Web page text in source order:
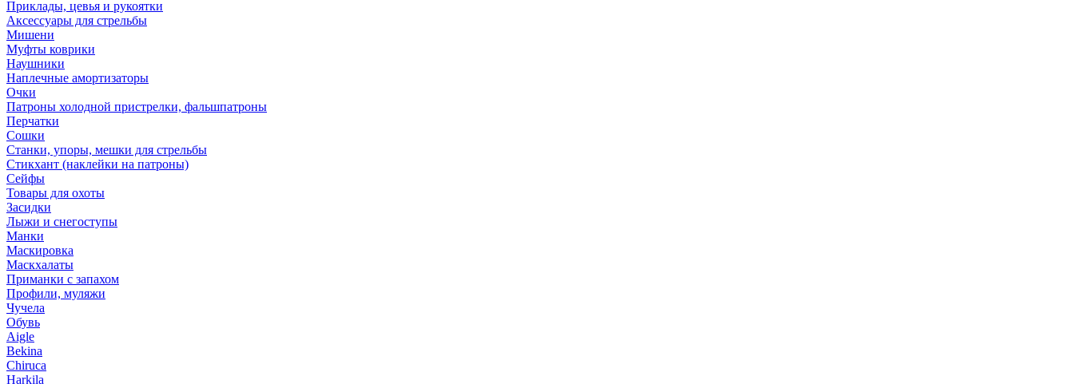
Приклады, цевья и рукоятки
Аксессуары для стрельбы
Мишени
Муфты коврики
Наушники
Наплечные амортизаторы
Очки
Патроны холодной пристрелки, фальшпатроны
Перчатки
Сошки
Станки, упоры, мешки для стрельбы
Стикхант (наклейки на патроны)
Сейфы
Товары для охоты
Засидки
Лыжи и снегоступы
Манки
Маскировка
Маскхалаты
Приманки с запахом
Профили, муляжи
Чучела
Обувь
Aigle
Bekina
Chiruсa
Harkila